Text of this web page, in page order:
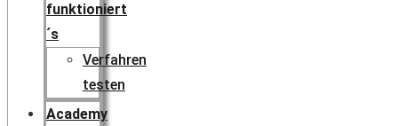
funktioniert
´s
Verfahren
testen
Academy